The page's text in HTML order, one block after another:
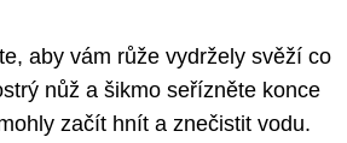
aby vám růže vydržely svěží co
nůž a šikmo seřízněte konce
začít hnít a znečistit vodu.